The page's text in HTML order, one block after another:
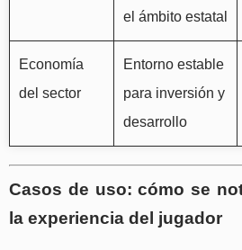
el ámbito estatal
Economía
del sector
Entorno estable
para inversión y
desarrollo
Casos de uso: cómo se
la experiencia del jugador